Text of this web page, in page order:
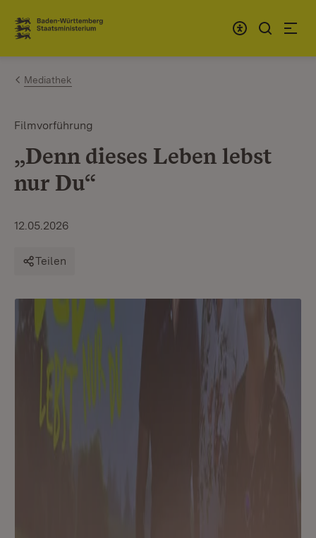
Zum Inhalt springen
Link zur Startseite
Mediathek
Filmvorführung
„Denn dieses Leben lebst
nur Du“
12.05.2026
Teilen